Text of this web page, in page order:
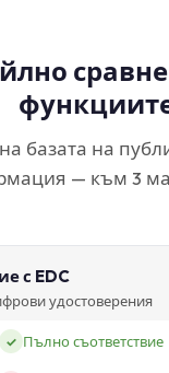
базата на
— към 3
с EDC
удостоверения
✓ Пълно съответствие